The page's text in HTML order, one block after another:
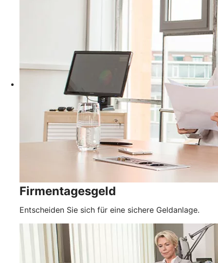
Firmentagesgeld
Entscheiden Sie sich für eine sichere Geldanlage.